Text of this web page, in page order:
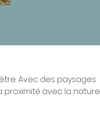
Avec des paysages
proximité avec la nature